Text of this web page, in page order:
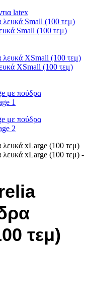
latex
Small (100 τεμ)
XSmall (100 τεμ)
τεμ)